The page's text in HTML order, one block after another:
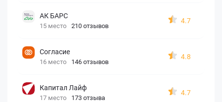
АК БАРС
15 место 210 отзывов
4.7
Согласие
16 место 146 отзывов
4.8
Капитал Лайф
17 место 173 отзыва
4.7